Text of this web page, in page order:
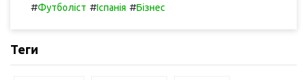
#Футболіст #Іспанія #Бізнес
Теги